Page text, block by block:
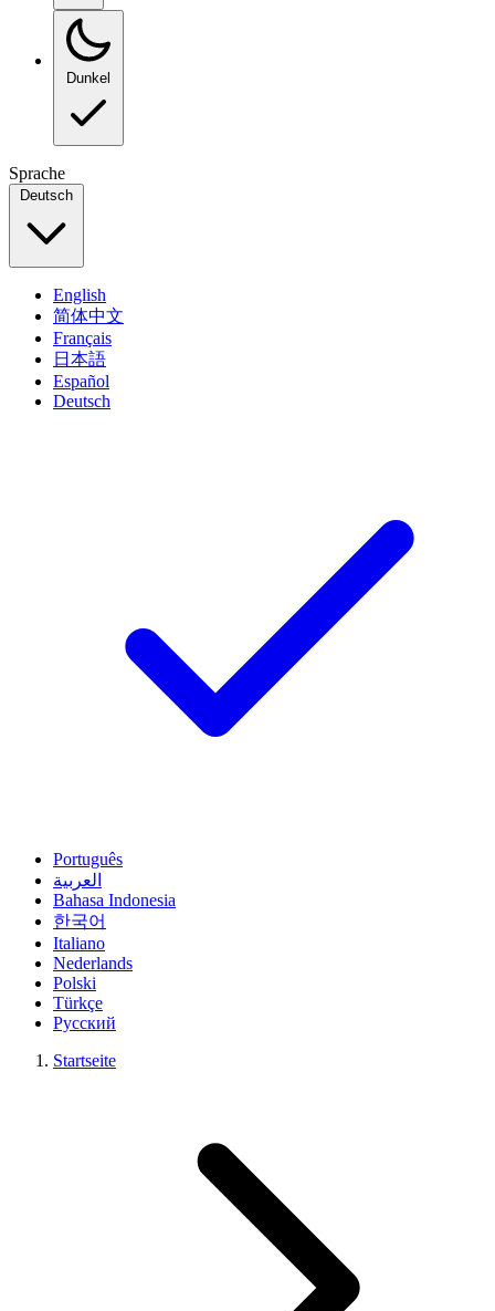
Dunkel
Sprache
Deutsch
English
简体中文
Français
日本語
Español
Deutsch
Português
العربية
Bahasa Indonesia
한국어
Italiano
Nederlands
Polski
Türkçe
Русский
Startseite